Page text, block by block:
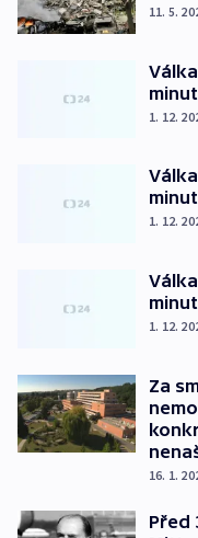
11. 5.
1. 12.
1. 12.
1. 12.
Za
16. 1.
Před